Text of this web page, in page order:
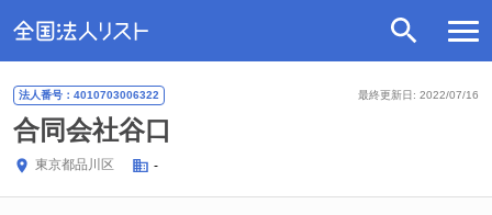
最終更新日: 2022/07/16
法人番号：4010703006322
合同会社谷口
東京都品川区 -